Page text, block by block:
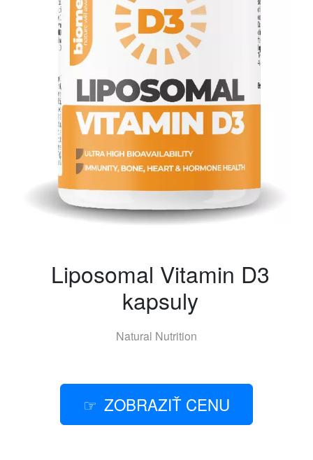
Liposomal Vitamin D3
kapsuly
Natural Nutrition
ZOBRAZIŤ CENU